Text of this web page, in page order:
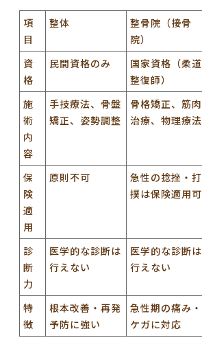
項
目
整体
整骨院（接骨
院）
資
格
民間資格のみ
国家資格（柔道
整復師）
施
術
内
容
手技療法、骨盤
矯正、姿勢調整
骨格矯正、筋肉
治療、物理療法
保
険
適
用
原則不可
急性の捻挫・打
撲は保険適用可
診
断
力
医学的な診断は
行えない
医学的な診断は
行えない
特
徴
根本改善・再発
予防に強い
急性期の痛み・
ケガに対応